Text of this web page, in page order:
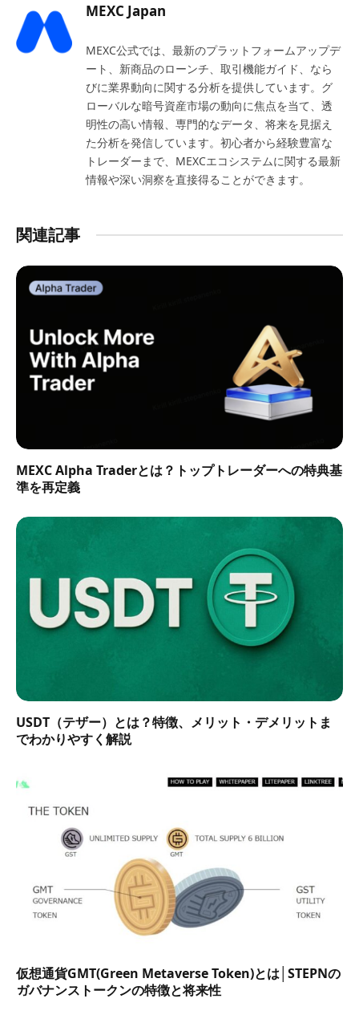
MEXC Japan
MEXC公式では、最新のプラットフォームアップデ
ート、新商品のローンチ、取引機能ガイド、なら
びに業界動向に関する分析を提供しています。グ
ローバルな暗号資産市場の動向に焦点を当て、透
明性の高い情報、専門的なデータ、将来を見据え
た分析を発信しています。初心者から経験豊富な
トレーダーまで、MEXCエコシステムに関する最新
情報や深い洞察を直接得ることができます。
関連記事
MEXC Alpha Traderとは？トップトレーダーへの特典基
準を再定義
USDT（テザー）とは？特徴、メリット・デメリットま
でわかりやすく解説
仮想通貨GMT(Green Metaverse Token)とは│STEPNの
ガバナンストークンの特徴と将来性